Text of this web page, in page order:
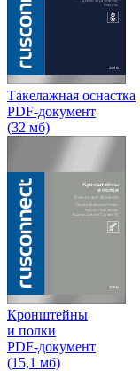
Такелажная оснастка
PDF-документ
(32 мб)
Кронштейны
и полки
PDF-документ
(15,1 мб)